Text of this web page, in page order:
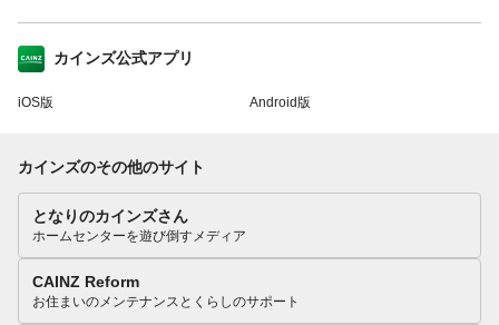
カインズ公式アプリ
iOS版 Android版
カインズのその他のサイト
となりのカインズさん
ホームセンターを遊び倒すメディア
CAINZ Reform
お住まいのメンテナンスとくらしのサポート